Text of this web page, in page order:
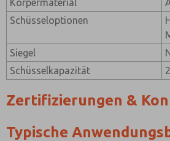
Körpermaterial
Schüsseloptionen
Siegel
Schüsselkapazität
Zertifizierungen &
Typische